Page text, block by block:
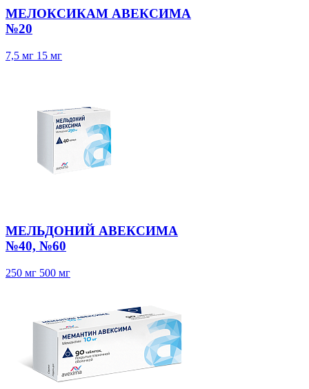
МЕЛОКСИКАМ АВЕКСИМА
№20
7,5 мг 15 мг
МЕЛЬДОНИЙ АВЕКСИМА
№40, №60
250 мг 500 мг